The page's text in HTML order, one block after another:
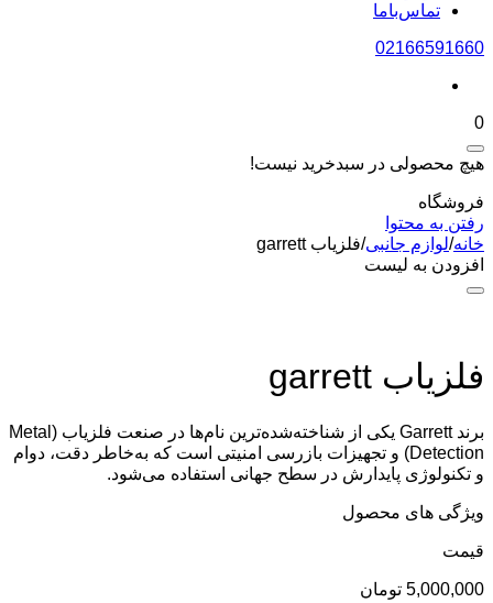
تماس‌باما
02166591660
0
هیچ محصولی در سبدخرید نیست!
فروشگاه
رفتن به محتوا
خانه/لوازم جانبی/فلزیاب garrett
افزودن به لیست
فلزیاب garrett
برند Garrett یکی از شناخته‌شده‌ترین نام‌ها در صنعت فلزیاب (Metal
Detection) و تجهیزات بازرسی امنیتی است که به‌خاطر دقت، دوام
و تکنولوژی پایدارش در سطح جهانی استفاده می‌شود.
ویژگی های محصول
قيمت
5,000,000 تومان